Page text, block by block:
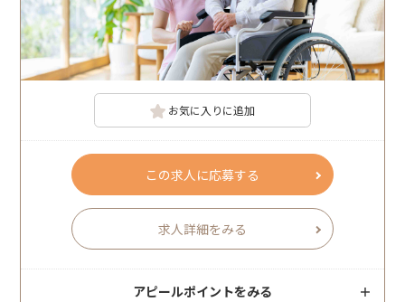
お気に入りに追加
この求人に応募する
求人詳細をみる
アピールポイントをみる